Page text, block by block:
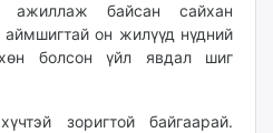
байсан сайхан
аймшигтай он жилүүд нүдний
болсон үйл явдал шиг
зоригтой байгаарай.